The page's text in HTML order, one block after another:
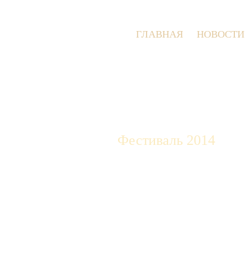
ГЛАВНАЯ НОВОСТИ
Фестиваль 2014